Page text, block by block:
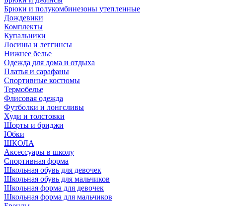
Брюки и полукомбинезоны утепленные
Дождевики
Комплекты
Купальники
Лосины и леггинсы
Нижнее белье
Одежда для дома и отдыха
Платья и сарафаны
Спортивные костюмы
Термобелье
Флисовая одежда
Футболки и лонгсливы
Худи и толстовки
Шорты и бриджи
Юбки
ШКОЛА
Аксессуары в школу
Спортивная форма
Школьная обувь для девочек
Школьная обувь для мальчиков
Школьная форма для девочек
Школьная форма для мальчиков